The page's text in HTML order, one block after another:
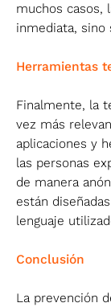
muchos casos,
inmediata, sino
Herramientas
Finalmente, la
vez más
aplicaciones y
las personas
de manera
están
lenguaje
Conclusión
La prevención